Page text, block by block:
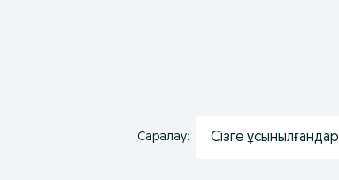
Саралау: Сізге ұсынылғандар